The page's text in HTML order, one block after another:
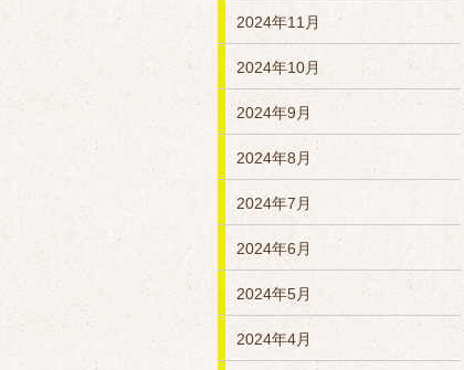
2024年11月
2024年10月
2024年9月
2024年8月
2024年7月
2024年6月
2024年5月
2024年4月